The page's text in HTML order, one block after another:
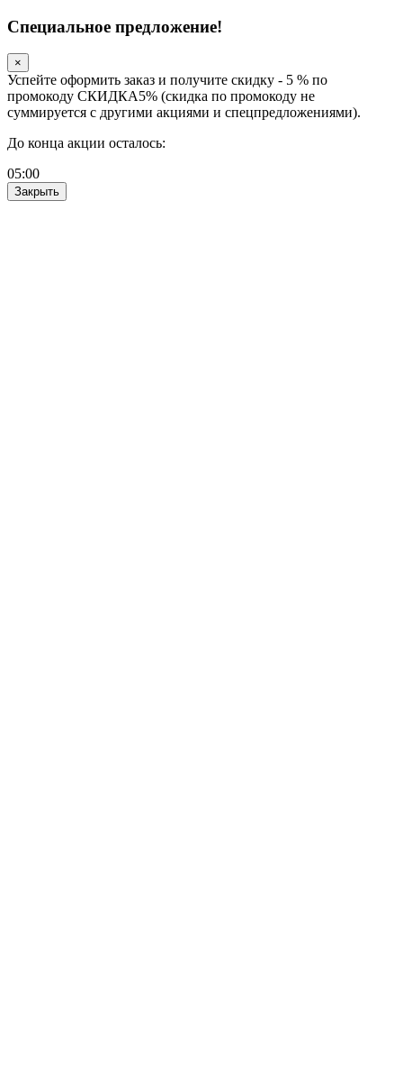
Специальное предложение!
×
Успейте оформить заказ и получите скидку - 5 % по
промокоду СКИДКА5% (скидка по промокоду не
суммируется с другими акциями и спецпредложениями).
До конца акции осталось:
05:00
Закрыть